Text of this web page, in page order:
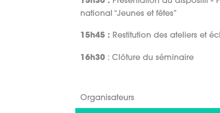
national “Jeunes et fêtes”
15h45 : Restitution des ateliers et
16h30 : Clôture du séminaire
Organisateurs